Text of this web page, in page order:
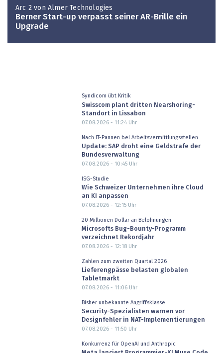
Arc 2 von Almer Technologies
Berner Start-up verpasst seiner AR-Brille ein
Upgrade
Syndicom übt Kritik
Swisscom plant dritten Nearshoring-
Standort in Lissabon
07.08.2026 - 11:24Uhr
Nach IT-Pannen bei Arbeitsvermittlungsstellen
Update: SAP droht eine Geldstrafe der
Bundesverwaltung
07.08.2026 - 10:45Uhr
ISG-Studie
Wie Schweizer Unternehmen ihre Cloud
an KI anpassen
07.08.2026 - 12:15Uhr
20 Millionen Dollar an Belohnungen
Microsofts Bug-Bounty-Programm
verzeichnet Rekordjahr
07.08.2026 - 12:18Uhr
Zahlen zum zweiten Quartal 2026
Lieferengpässe belasten globalen
Tabletmarkt
07.08.2026 - 11:06Uhr
Bisher unbekannte Angriffsklasse
Security-Spezialisten warnen vor
Designfehler in NAT-Implementierungen
07.08.2026 - 11:50 Uhr
Konkurrenz für OpenAI und Anthropic